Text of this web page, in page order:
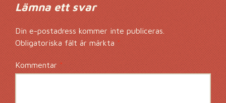
Lämna ett svar
Din e-postadress kommer inte publiceras.
Obligatoriska fält är märkta*
Kommentar*